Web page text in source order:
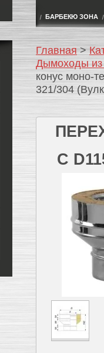
БАРБЕКЮ ЗОНА
Главная>
Дымоходы
конус моно-
321/304
С